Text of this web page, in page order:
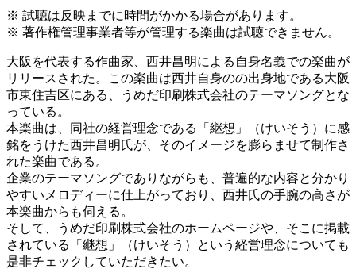
※ 試聴は反映までに時間がかかる場合があります。
※ 著作権管理事業者等が管理する楽曲は試聴できません。
大阪を代表する作曲家、西井昌明による自身名義での楽曲が
リリースされた。この楽曲は西井自身のの出身地である大阪
市東住吉区にある、うめだ印刷株式会社のテーマソングとな
っている。
本楽曲は、同社の経営理念である「継想」（けいそう）に感
銘をうけた西井昌明氏が、そのイメージを膨らませて制作さ
れた楽曲である。
企業のテーマソングでありながらも、普遍的な内容と分かり
やすいメロディーに仕上がっており、西井氏の手腕の高さが
本楽曲からも伺える。
そして、うめだ印刷株式会社のホームページや、そこに掲載
されている「継想」（けいそう）という経営理念についても
是非チェックしていただきたい。